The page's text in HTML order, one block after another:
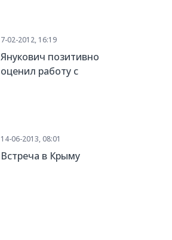
7-02-2012, 16:19
Янукович позитивно
оценил работу с
14-06-2013, 08:01
Встреча в Крыму